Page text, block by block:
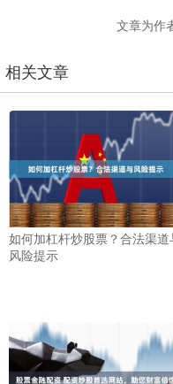
文章为作
相关文章
如何加杠杆炒股票？合法渠道
风险提示